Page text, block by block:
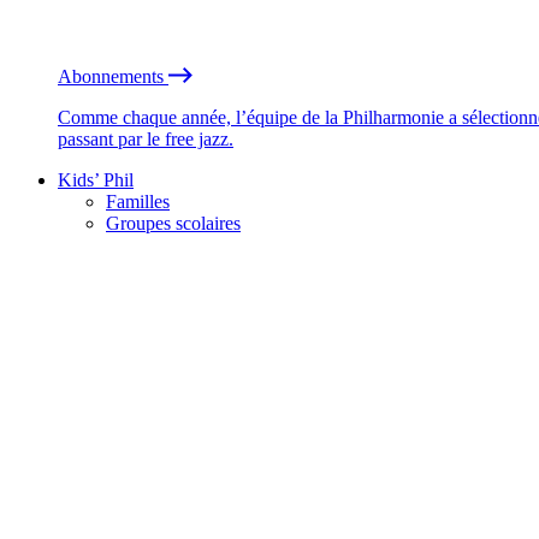
Abonnements
Comme chaque année, l’équipe de la Philharmonie a
passant par le free jazz.
Kids’ Phil
Familles
Groupes scolaires